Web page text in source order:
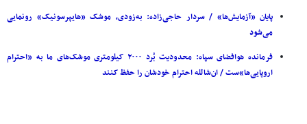
پایان «آزمایش‌ها» / سردار حاجی‌زاده: به‌زودی، موشک «هایپرسونیک» رونمایی
می‌شود
فرمانده هوافضای سپاه: محدودیت بُرد ۲۰۰۰ کیلومتری موشک‌های ما به «احترام
اروپایی‌ها»ست / ان‌شالله احترام خودشان را حفظ کنند